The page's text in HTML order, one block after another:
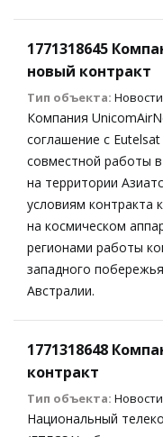
1771318645
новый контракт
Тип объекта: Новости
Компания
соглашение с
совместной работы в
на территории
условиям контракта
на космическом
регионами работы
западного
Австралии.
1771318648
контракт
Тип объекта: Новости
Национальный